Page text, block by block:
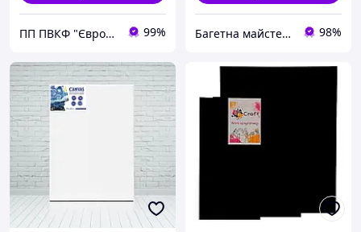
ПП ПВКФ "Євротек" 99% Багетна майстерня 98%